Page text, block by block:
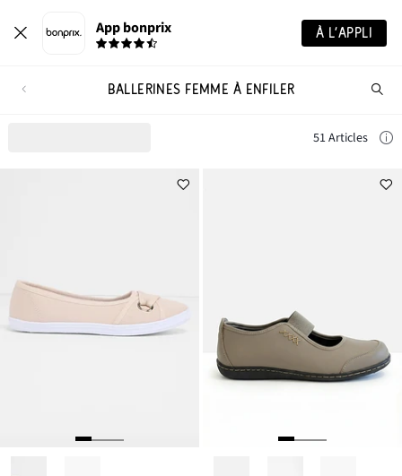
App bonprix À L’APPLI
BALLERINES FEMME À ENFILER
51 Articles